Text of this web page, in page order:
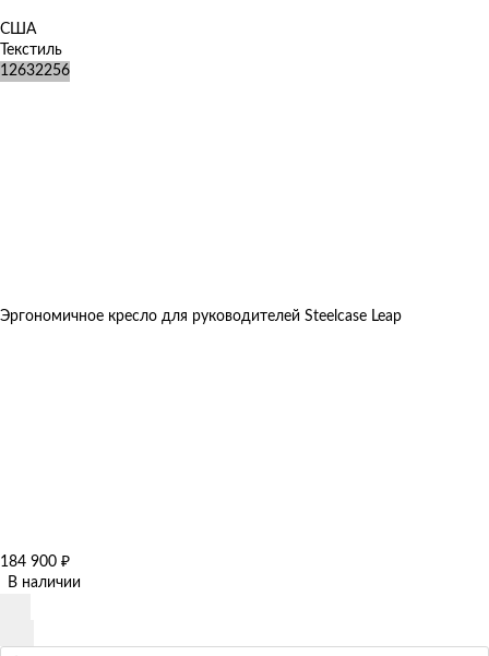
США
Текстиль
12632256
Эргономичное кресло для руководителей Steelcase Leap
184 900 ₽
В наличии